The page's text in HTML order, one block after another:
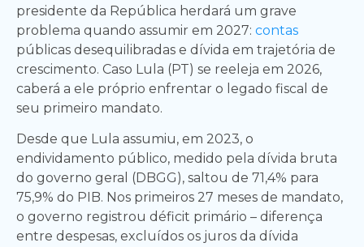
presidente da República herdará um grave
problema quando assumir em 2027: contas
públicas desequilibradas e dívida em trajetória de
crescimento. Caso Lula (PT) se reeleja em 2026,
caberá a ele próprio enfrentar o legado fiscal de
seu primeiro mandato.
Desde que Lula assumiu, em 2023, o
endividamento público, medido pela dívida bruta
do governo geral (DBGG), saltou de 71,4% para
75,9% do PIB. Nos primeiros 27 meses de mandato,
o governo registrou déficit primário – diferença
entre despesas, excluídos os juros da dívida